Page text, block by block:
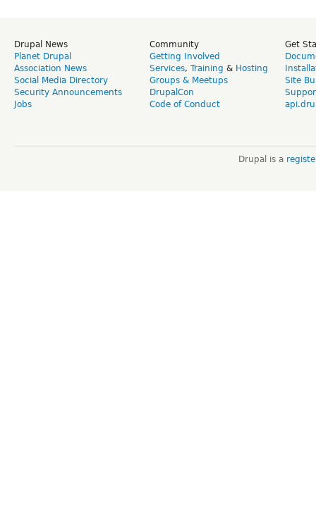
Drupal News
Planet Drupal
Association News
Social Media Directory
Security Announcements
Jobs
Community
Getting Involved
Services, Training & Hosting
Groups & Meetups
DrupalCon
Code of Conduct
Get
Site
Drupal is a